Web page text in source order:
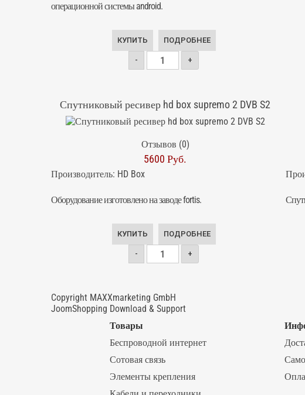
операционной системы android.
КУПИТЬ ПОДРОБНЕЕ
- +
Спутниковый ресивер hd box supremo 2 DVB S2
Отзывов (0)
5600 Руб.
Производитель: HD Box
Оборудование изготовлено на заводе fortis.
КУПИТЬ ПОДРОБНЕЕ
- +
Copyright MAXXmarketing GmbH
JoomShopping Download & Support
Товары
Беспроводной интернет
Сотовая связь
Элементы крепления